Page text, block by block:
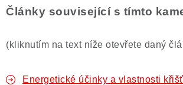
Články související s tímto
(kliknutím na text níže otevřete daný
Energetické účinky a vlastnosti